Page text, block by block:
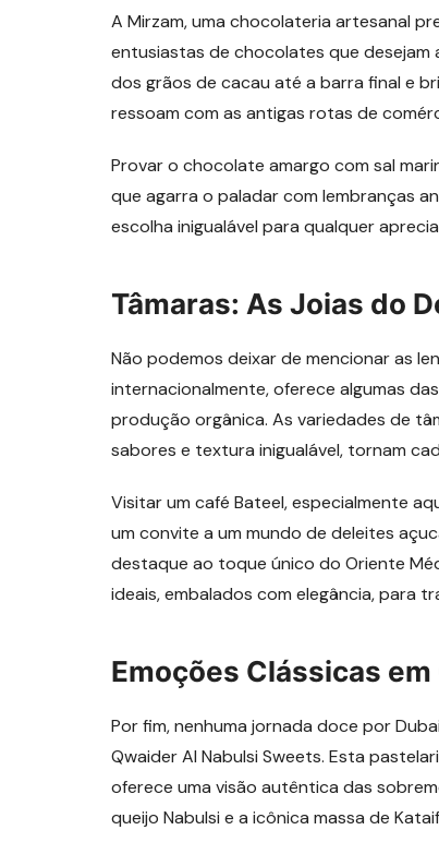
A Mirzam, uma chocolateria artesanal
entusiastas de chocolates que
dos grãos de cacau até a barra final e
ressoam com as antigas rotas de
Provar o chocolate amargo com sal
que agarra o paladar com lembranças
escolha inigualável para qualquer
Tâmaras: As Joias do
Não podemos deixar de mencionar as
internacionalmente, oferece algumas
produção orgânica. As variedades de
sabores e textura inigualável, tornam
Visitar um café Bateel, especialmente
um convite a um mundo de deleites
destaque ao toque único do Oriente
ideais, embalados com elegância, para
Emoções Clássicas em
Por fim, nenhuma jornada doce por
Qwaider Al Nabulsi Sweets. Esta
oferece uma visão autêntica das
queijo Nabulsi e a icônica massa de